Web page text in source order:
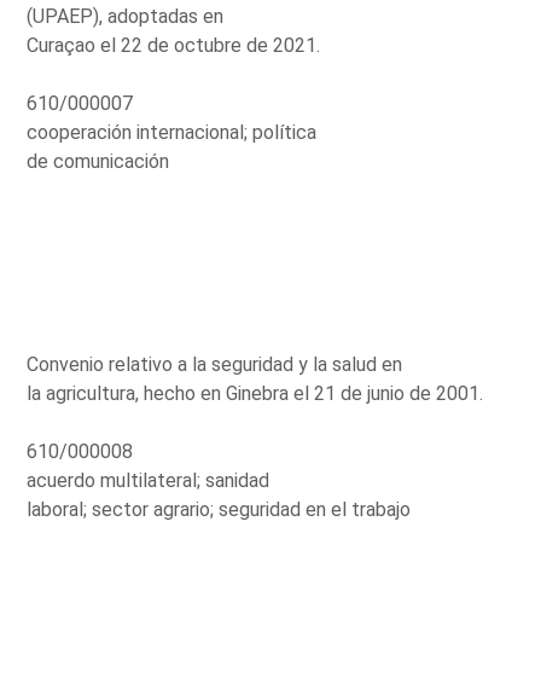
(UPAEP), adoptadas en
Curaçao el 22 de octubre de 2021.
610/000007
cooperación internacional; política
de comunicación
Convenio relativo a la seguridad y la salud en
la agricultura, hecho en Ginebra el 21 de junio de 2001.
610/000008
acuerdo multilateral; sanidad
laboral; sector agrario; seguridad en el trabajo